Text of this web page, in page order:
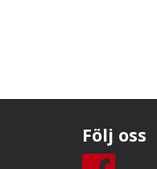
Följ oss